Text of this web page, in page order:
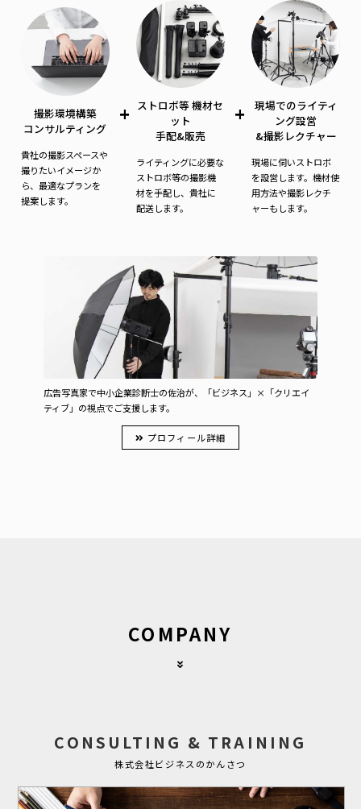
撮影環境構築
コンサルティング
貴社の撮影スペースや
撮りたいイメージか
ら、最適なプランを
提案します。
+ ストロボ等 機材セ
ット
手配&販売
ライティングに必要な
ストロボ等の撮影機
材を手配し、貴社に
配送します。
+
現場でのライティ
ング設営
&撮影レクチャー
現場に伺いストロボ
を設営します。機材使
用方法や撮影レクチ
ャーもします。
広告写真家で中小企業診断士の佐治が、「ビジネス」×「クリエイ
ティブ」の視点でご支援します。
プロフィール詳細
COMPANY
CONSULTING & TRAINING
株式会社ビジネスのかんさつ